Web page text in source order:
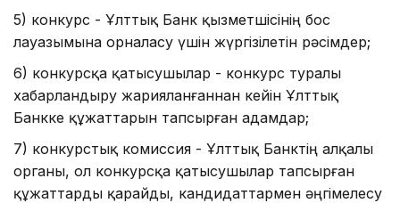
5) конкурс - Ұлттық Банк қызметшісінің бос
лауазымына орналасу үшін жүргізілетін рәсімдер;
6) конкурсқа қатысушылар - конкурс туралы
хабарландыру жарияланғаннан кейін Ұлттық
Банкке құжаттарын тапсырған адамдар;
7) конкурстық комиссия - Ұлттық Банктің алқалы
органы, ол конкурсқа қатысушылар тапсырған
құжаттарды қарайды, кандидаттармен әңгімелесу